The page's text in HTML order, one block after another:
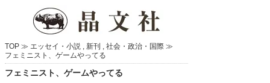
TOP ≫ エッセイ・小説 , 新刊 , 社会・政治・国際 ≫
フェミニスト、ゲームやってる
フェミニスト、ゲームやってる